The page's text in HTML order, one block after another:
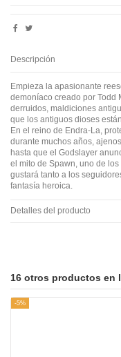
Descripción
Empieza la apasionante
demoníaco creado por Todd
derruidos, maldiciones
que los antiguos dioses
En el reino de Endra-La,
durante muchos años,
hasta que el Godslayer
el mito de Spawn, uno de
gustará tanto a los
fantasía heroica.
Detalles del producto
16 otros productos en
-5%